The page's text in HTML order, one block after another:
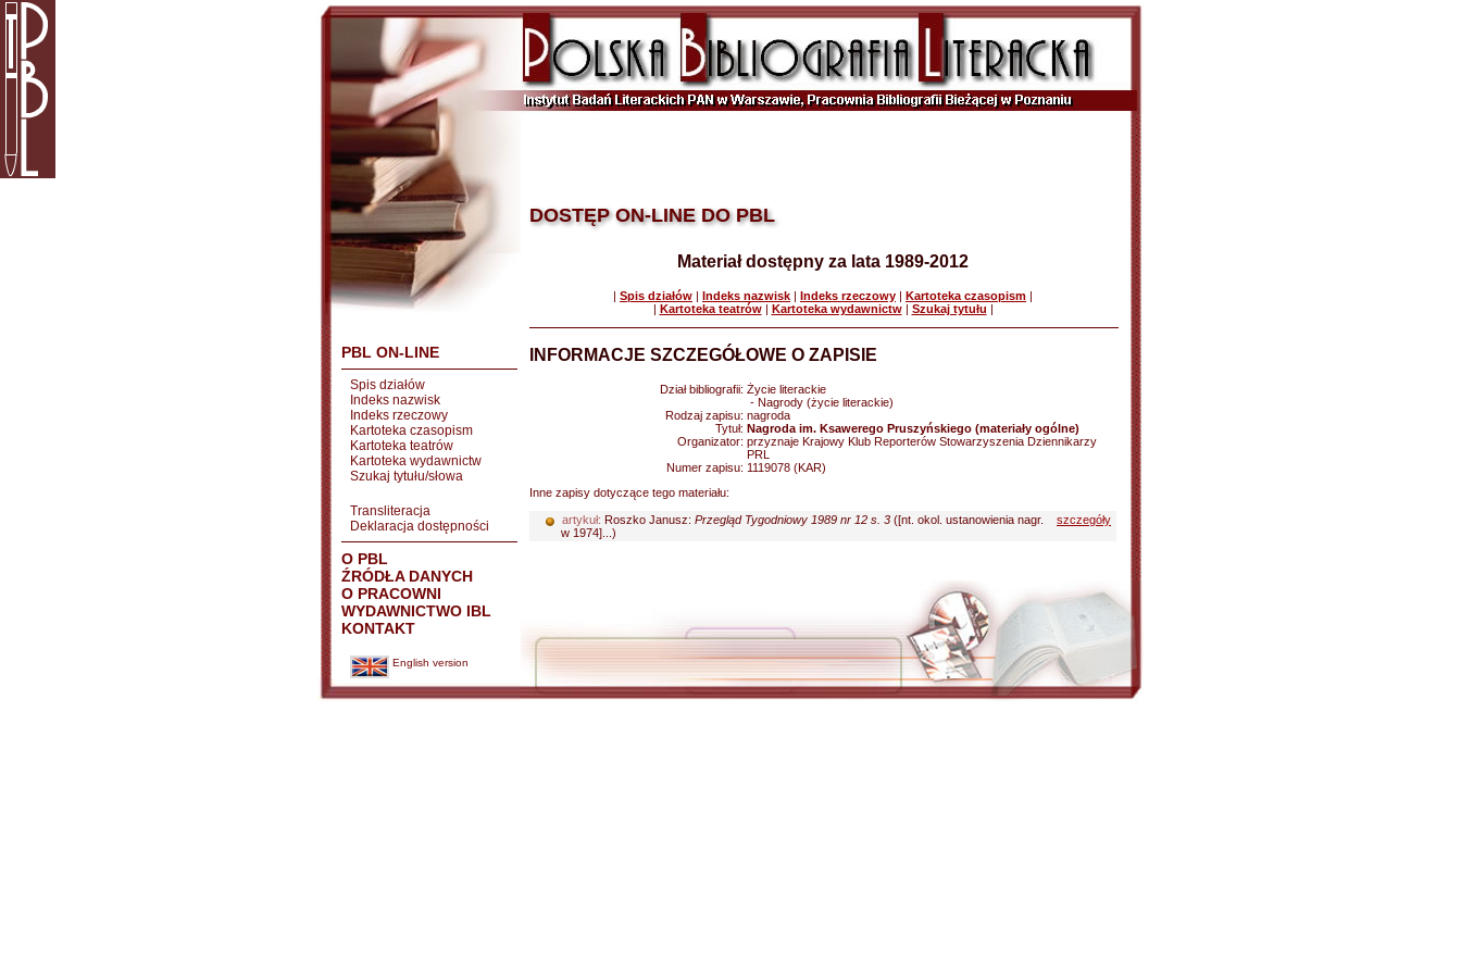
PBL ON-LINE
Spis działów
Indeks nazwisk
Indeks rzeczowy
Kartoteka czasopism
Kartoteka teatrów
Kartoteka wydawnictw
Szukaj tytułu/słowa
Transliteracja
Deklaracja dostępności
O PBL
ŹRÓDŁA DANYCH
O PRACOWNI
WYDAWNICTWO IBL
KONTAKT
English version
DOSTĘP ON-LINE DO PBL
Materiał dostępny za lata 1989-2012
| Spis działów | Indeks nazwisk | Indeks rzeczowy | Kartoteka czasopism |
| Kartoteka teatrów| Kartoteka wydawnictw| Szukaj tytułu |
INFORMACJE SZCZEGÓŁOWE O ZAPISIE
Dział bibliografii: Życie literackie
- Nagrody (życie literackie)
Rodzaj zapisu: nagroda
Tytuł: Nagroda im. Ksawerego Pruszyńskiego (materiały ogólne)
Organizator: przyznaje Krajowy Klub Reporterów Stowarzyszenia Dziennikarzy
PRL
Numer zapisu: 1119078 (KAR)
Inne zapisy dotyczące tego materiału:
artykuł: Roszko Janusz: Przegląd Tygodniowy 1989 nr 12 s. 3 ([nt. okol. ustanowienia nagr.
w 1974]...)
szczegóły